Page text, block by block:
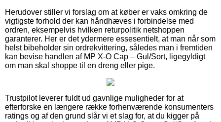
Herudover stiller vi forslag om at køber er vaks omkring de
vigtigste forhold der kan håndhæves i forbindelse med
ordren, eksempelvis hvilken returpolitik netshoppen
garanterer. Her er det ydermere essesentielt, at man når som
helst bibeholder sin ordrekvittering, således man i fremtiden
kan bevise handlen af MP X-O Cap – Gul/Sort, ligegyldigt
om man skal shoppe til en dreng eller pige.
Trustpilot leverer fuldt ud gavnlige muligheder for at
efterforske en længere række forhenværende konsumenters
ratings og af den grund slår vi et slag for, at du kigger på